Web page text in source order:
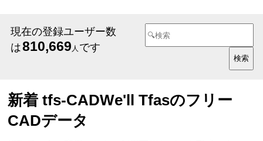
現在の登録ユーザー数
は810,669 人 です
新着 tfs-CADWe'll Tfasのフリー
CADデータ